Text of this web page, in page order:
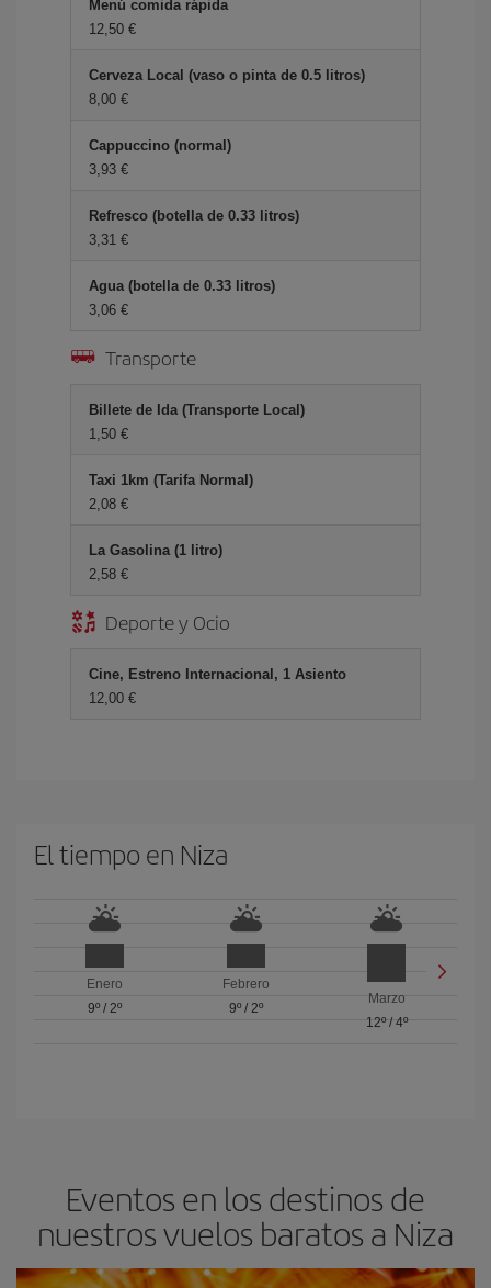
Menú comida rápida
12,50 €
Cerveza Local (vaso o pinta de 0.5 litros)
8,00 €
Cappuccino (normal)
3,93 €
Refresco (botella de 0.33 litros)
3,31 €
Agua (botella de 0.33 litros)
3,06 €
Transporte
Billete de Ida (Transporte Local)
1,50 €
Taxi 1km (Tarifa Normal)
2,08 €
La Gasolina (1 litro)
2,58 €
Deporte y Ocio
Cine, Estreno Internacional, 1 Asiento
12,00 €
El tiempo en Niza
Enero
9º/ 2º
Febrero
9º/ 2º
Marzo
12º/ 4º
Eventos en los destinos de
nuestros vuelos baratos a Niza